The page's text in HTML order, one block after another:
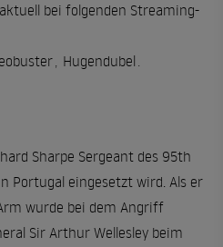
bei folgenden Streaming-
, Hugendubel .
Sharpe Sergeant des 95th
Portugal eingesetzt wird. Als er
wurde bei dem Angriff
Sir Arthur Wellesley beim